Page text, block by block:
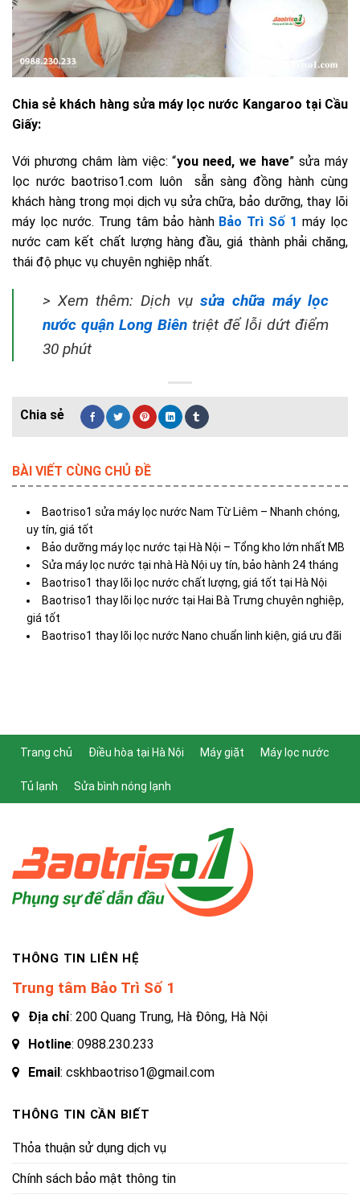
Chia sẻ khách hàng sửa máy lọc nước Kangaroo tại Cầu
Giấy:
Với phương châm làm việc: “you need, we have” sửa máy
lọc nước baotriso1.com luôn sẵn sàng đồng hành cùng
khách hàng trong mọi dịch vụ sửa chữa, bảo dưỡng, thay lõi
máy lọc nước. Trung tâm bảo hành Bảo Trì Số 1 máy lọc
nước cam kết chất lượng hàng đầu, giá thành phải chăng,
thái độ phục vụ chuyên nghiệp nhất.
> Xem thêm: Dịch vụ sửa chữa máy lọc
nước quận Long Biên triệt để lỗi dứt điểm
30 phút
BÀI VIẾT CÙNG CHỦ ĐỀ
Baotriso1 sửa máy lọc nước Nam Từ Liêm – Nhanh chóng,
uy tín, giá tốt
Bảo dưỡng máy lọc nước tại Hà Nội – Tổng kho lớn nhất MB
Sửa máy lọc nước tại nhà Hà Nội uy tín, bảo hành 24 tháng
Baotriso1 thay lõi lọc nước chất lượng, giá tốt tại Hà Nội
Baotriso1 thay lõi lọc nước tại Hai Bà Trưng chuyên nghiệp,
giá tốt
Baotriso1 thay lõi lọc nước Nano chuẩn linh kiện, giá ưu đãi
Trang chủ Điều hòa tại Hà Nội Máy giặt Máy lọc nước
Tủ lạnh Sửa bình nóng lạnh
THÔNG TIN LIÊN HỆ
Trung tâm Bảo Trì Số 1
Địa chỉ: 200 Quang Trung, Hà Đông, Hà Nội
Hotline: 0988.230.233
Email: cskhbaotriso1@gmail.com
THÔNG TIN CẦN BIẾT
Thỏa thuận sử dụng dịch vụ
Chính sách bảo mật thông tin